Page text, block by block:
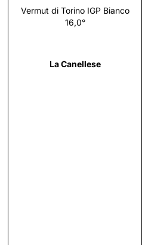
Vermut di Torino IGP Bianco
16,0°
La Canellese